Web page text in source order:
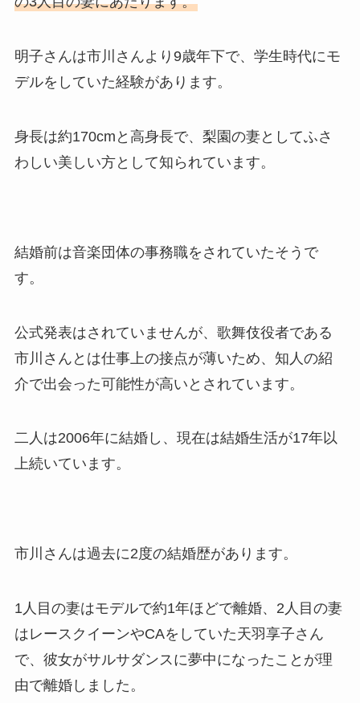
明子さんは市川さんより9歳年下で、学生時代にモ
デルをしていた経験があります。
身長は約170cmと高身長で、梨園の妻としてふさ
わしい美しい方として知られています。
結婚前は音楽団体の事務職をされていたそうで
す。
公式発表はされていませんが、歌舞伎役者である
市川さんとは仕事上の接点が薄いため、知人の紹
介で出会った可能性が高いとされています。
二人は2006年に結婚し、現在は結婚生活が17年以
上続いています。
市川さんは過去に2度の結婚歴があります。
1人目の妻はモデルで約1年ほどで離婚、2人目の妻
はレースクイーンやCAをしていた天羽享子さん
で、彼女がサルサダンスに夢中になったことが理
由で離婚しました。